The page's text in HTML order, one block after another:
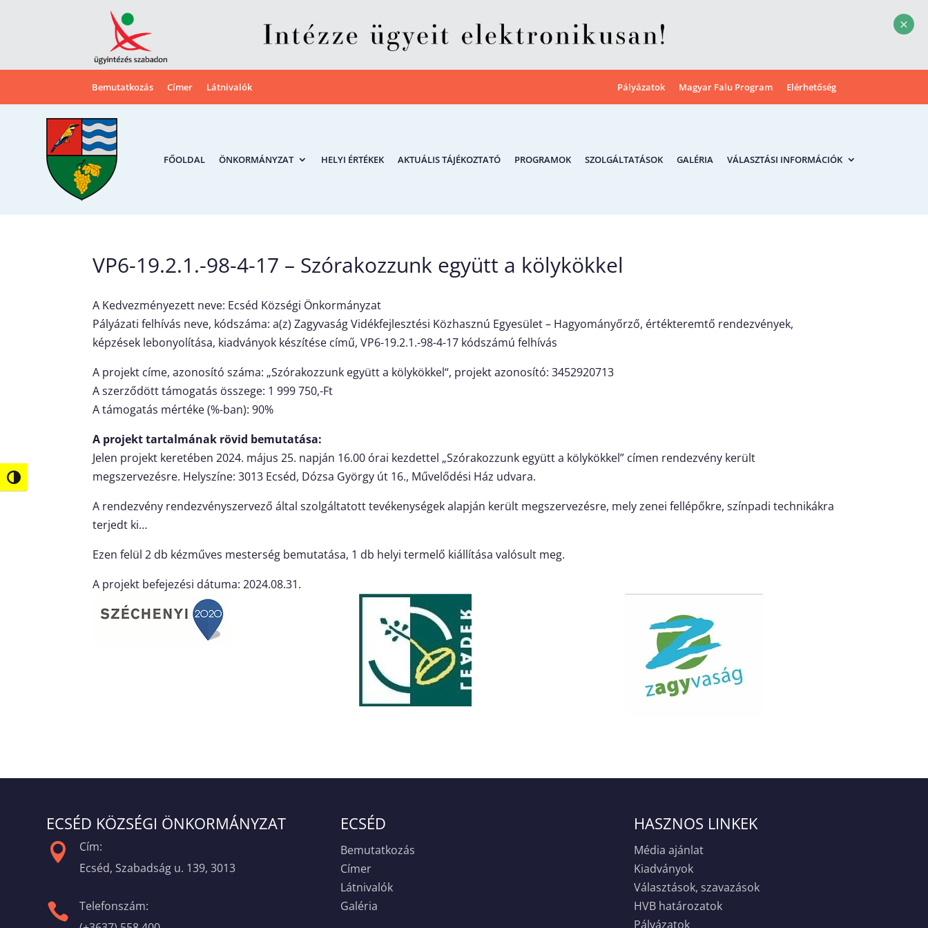
Nagy kontraszt váltása
M
Bemutatkozás Címer Látnivalók Pályázatok Magyar Falu Program Elérhetőség
FŐOLDAL ÖNKORMÁNYZAT HELYI ÉRTÉKEK AKTUÁLIS TÁJÉKOZTATÓ PROGRAMOK SZOLGÁLTATÁSOK GALÉRIA VÁLASZTÁSI INFORMÁCIÓK
VP6-19.2.1.-98-4-17 – Szórakozzunk együtt a kölykökkel
A Kedvezményezett neve: Ecséd Községi Önkormányzat
Pályázati felhívás neve, kódszáma: a(z) Zagyvaság Vidékfejlesztési Közhasznú Egyesület – Hagyományőrző, értékteremtő rendezvények,
képzések lebonyolítása, kiadványok készítése című, VP6-19.2.1.-98-4-17 kódszámú felhívás
A projekt címe, azonosító száma: „Szórakozzunk együtt a kölykökkel“, projekt azonosító: 3452920713
A szerződött támogatás összege: 1 999 750,-Ft
A támogatás mértéke (%-ban): 90%
A projekt tartalmának rövid bemutatása:
Jelen projekt keretében 2024. május 25. napján 16.00 órai kezdettel „Szórakozzunk együtt a kölykökkel” címen rendezvény került
megszervezésre. Helyszíne: 3013 Ecséd, Dózsa György út 16., Művelődési Ház udvara.
A rendezvény rendezvényszervező által szolgáltatott tevékenységek alapján került megszervezésre, mely zenei fellépőkre, színpadi technikákra
terjedt ki…
Ezen felül 2 db kézműves mesterség bemutatása, 1 db helyi termelő kiállítása valósult meg.
A projekt befejezési dátuma: 2024.08.31.
ECSÉD KÖZSÉGI ÖNKORMÁNYZAT

Cím:
Ecséd, Szabadság u. 139, 3013

Telefonszám:
ECSÉD
Bemutatkozás
Címer
Látnivalók
Galéria
HASZNOS LINKEK
Média ajánlat
Kiadványok
Választások, szavazások
HVB határozatok
Pályázatok